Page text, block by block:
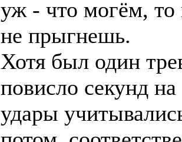
уж - что могём,
не прыгнешь.
Хотя был один
повисло секунд
удары